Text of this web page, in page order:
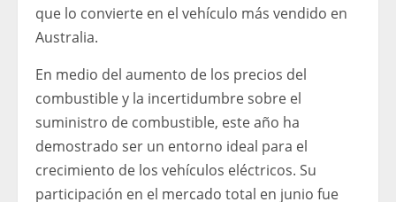
que lo convierte en el vehículo más vendido en
Australia.
En medio del aumento de los precios del
combustible y la incertidumbre sobre el
suministro de combustible, este año ha
demostrado ser un entorno ideal para el
crecimiento de los vehículos eléctricos. Su
participación en el mercado total en junio fue